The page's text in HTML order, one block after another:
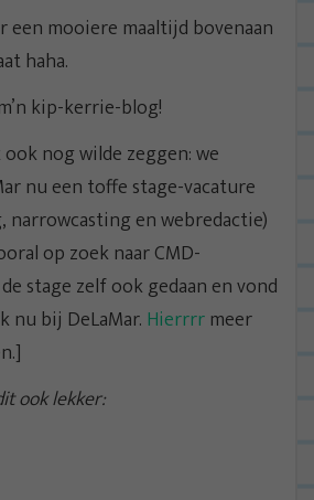
een mooiere maaltijd bovenaan
haha.
kip-kerrie-blog!
nog wilde zeggen: we
nu een toffe stage-vacature
narrowcasting en webredactie)
op zoek naar CMD-
stage zelf ook gedaan en vond
nu bij DeLaMar. Hierrrr meer
ook lekker: